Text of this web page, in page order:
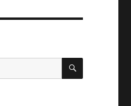
CERCA